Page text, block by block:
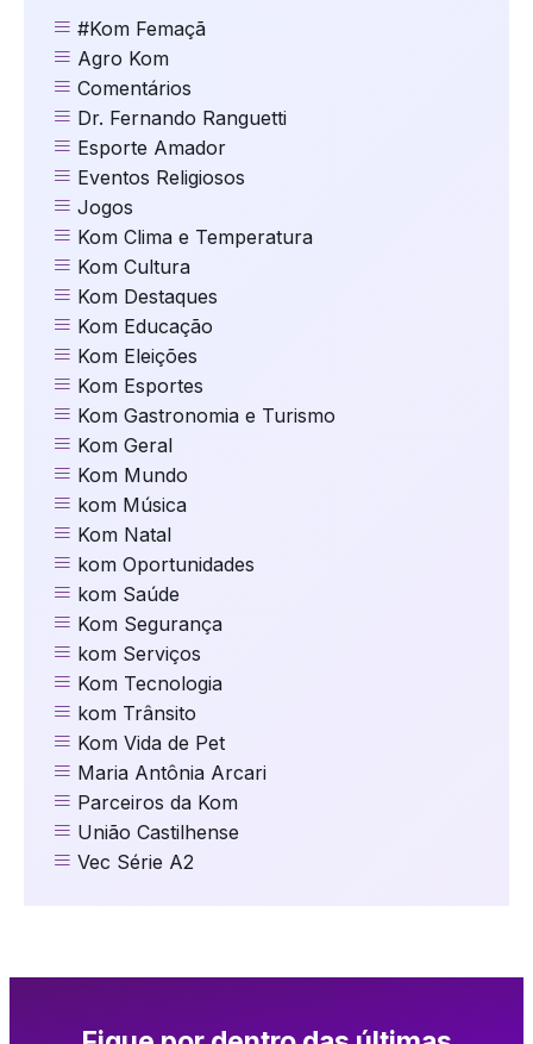
#Kom Femaçã
Agro Kom
Comentários
Dr. Fernando Ranguetti
Esporte Amador
Eventos Religiosos
Jogos
Kom Clima e Temperatura
Kom Cultura
Kom Destaques
Kom Educação
Kom Eleições
Kom Esportes
Kom Gastronomia e Turismo
Kom Geral
Kom Mundo
kom Música
Kom Natal
kom Oportunidades
kom Saúde
Kom Segurança
kom Serviços
Kom Tecnologia
kom Trânsito
Kom Vida de Pet
Maria Antônia Arcari
Parceiros da Kom
União Castilhense
Vec Série A2